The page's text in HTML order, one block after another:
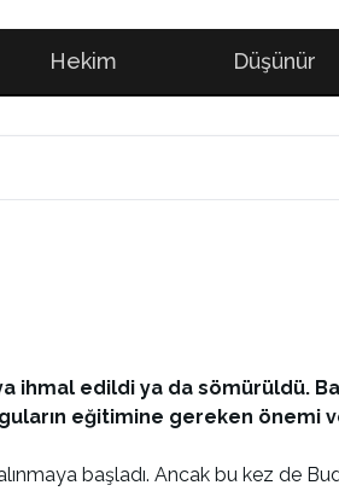
Hekim Düşünür
ihmal edildi ya da sömürüldü.
eğitimine gereken önemi
başladı. Ancak bu kez de